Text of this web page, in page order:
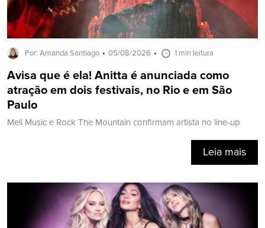
Por: Amanda Santiago 05/08/2026 1 min leitura
Avisa que é ela! Anitta é anunciada como
atração em dois festivais, no Rio e em São
Paulo
Meli Music e Rock The Mountain confirmam artista no line-up
Leia mais